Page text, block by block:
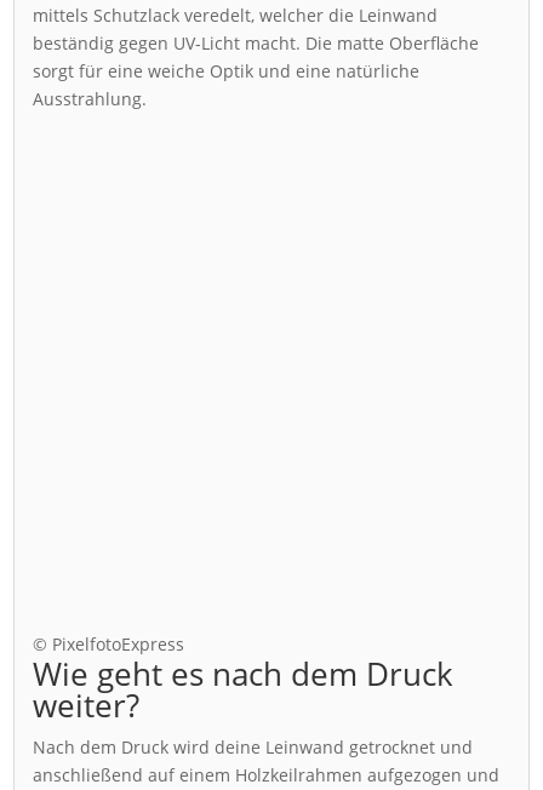
mittels Schutzlack veredelt, welcher die Leinwand
beständig gegen UV-Licht macht. Die matte Oberfläche
sorgt für eine weiche Optik und eine natürliche
Ausstrahlung.
© PixelfotoExpress
Wie geht es nach dem Druck
weiter?
Nach dem Druck wird deine Leinwand getrocknet und
anschließend auf einem Holzkeilrahmen aufgezogen und